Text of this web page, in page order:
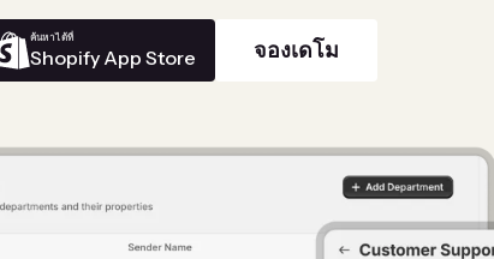
ค้นหาได้ที่
Shopify App Store จองเดโม